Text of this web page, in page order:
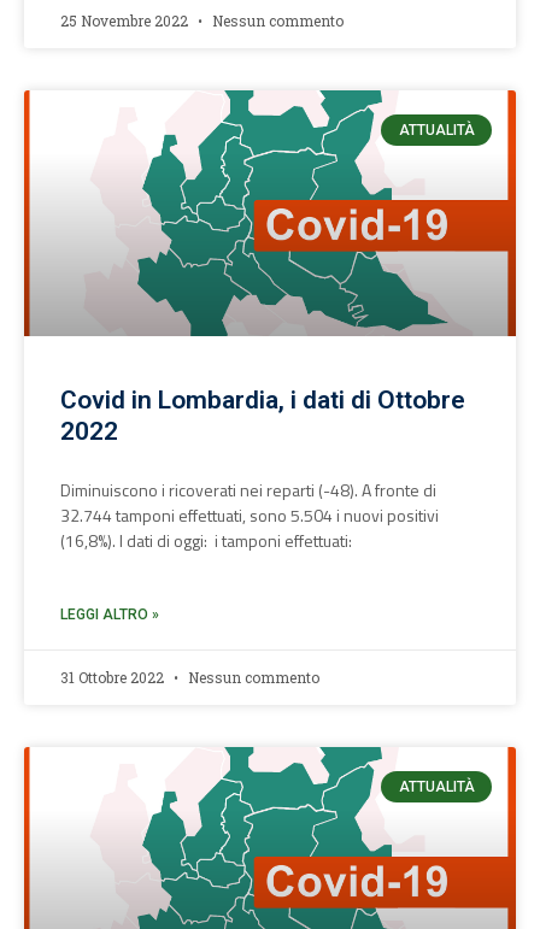
25 Novembre 2022 Nessun commento
ATTUALITÀ
Covid in Lombardia, i dati di Ottobre
2022
Diminuiscono i ricoverati nei reparti (-48). A fronte di
32.744 tamponi effettuati, sono 5.504 i nuovi positivi
(16,8%). I dati di oggi: i tamponi effettuati:
LEGGI ALTRO »
31 Ottobre 2022 Nessun commento
ATTUALITÀ